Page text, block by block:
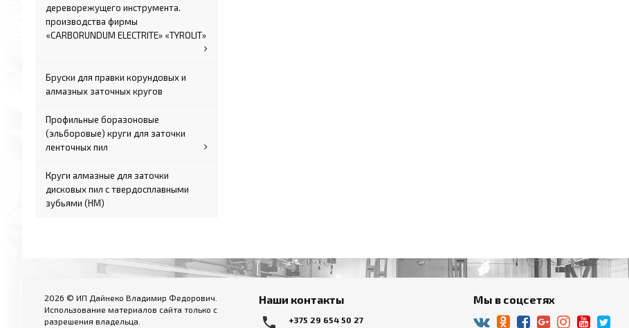
дереворежущего инструмента.
производства фирмы
«CARBORUNDUM ELECTRITE» «TYROLIT»
Бруски для правки корундовых и
алмазных заточных кругов
Профильные боразоновые
(эльборовые) круги для заточки
ленточных пил
Круги алмазные для заточки
дисковых пил с твердосплавными
зубьями (HM)
2026 © ИП Дайнеко Владимир Федорович.
Использование материалов сайта только с
разрешения владельца.
Наши контакты
local_phone
+375 29 654 50 27
Мы в соцсетях